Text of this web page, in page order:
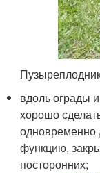
вдоль ограды
хорошо
одновременно
функцию,
посторонних;